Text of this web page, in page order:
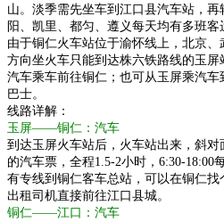
山。淡季需先坐车到江口县汽车站，
阳、凯里、都匀、遵义每天均有多班客
由于铜仁火车站位于渝怀线上，北京
方向坐火车只能到达株六铁路线的玉
汽车乘车前往铜仁；也可从玉屏乘汽
巴士。
线路详解：
玉屏——铜仁：汽车
到达玉屏火车站后，火车站出来，斜
的汽车票，全程1.5-2小时，6:30-18:00
有专线到铜仁客车总站，可以在铜仁
出租司机直接前往江口县城。
铜仁——江口：汽车